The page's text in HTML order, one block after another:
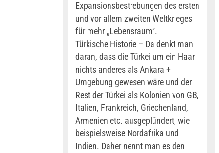
Expansionsbestrebungen des ersten
und vor allem zweiten Weltkrieges
für mehr „Lebensraum“.
Türkische Historie – Da denkt man
daran, dass die Türkei um ein Haar
nichts anderes als Ankara +
Umgebung gewesen wäre und der
Rest der Türkei als Kolonien von GB,
Italien, Frankreich, Griechenland,
Armenien etc. ausgeplündert, wie
beispielsweise Nordafrika und
Indien. Daher nennt man es den